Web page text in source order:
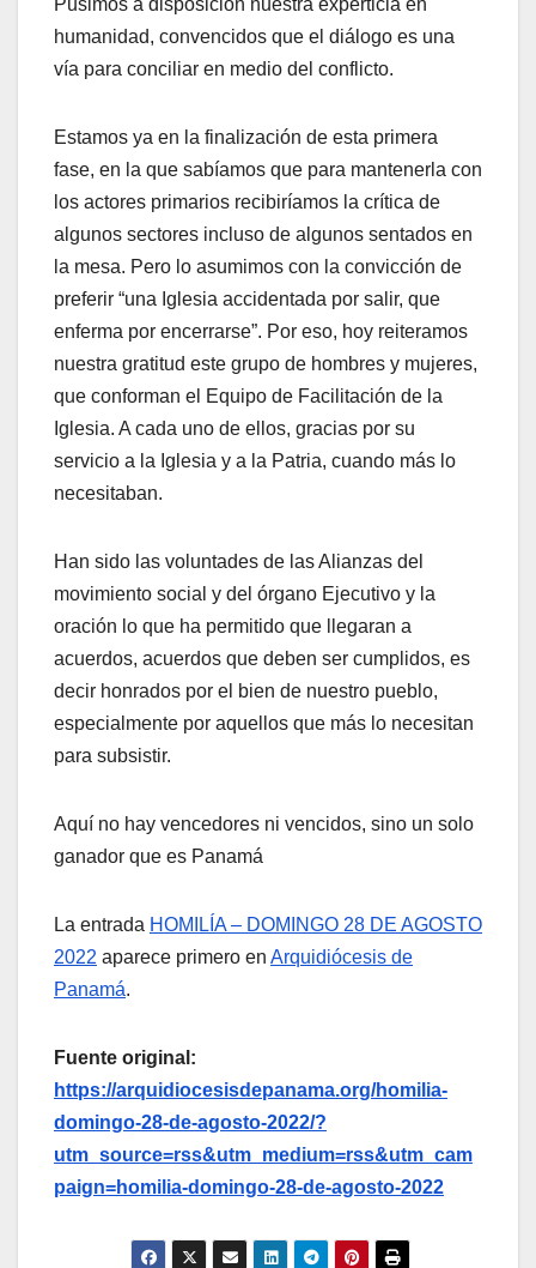
Pusimos a disposición nuestra experticia en
humanidad, convencidos que el diálogo es una
vía para conciliar en medio del conflicto.
Estamos ya en la finalización de esta primera
fase, en la que sabíamos que para mantenerla con
los actores primarios recibiríamos la crítica de
algunos sectores incluso de algunos sentados en
la mesa. Pero lo asumimos con la convicción de
preferir “una Iglesia accidentada por salir, que
enferma por encerrarse”. Por eso, hoy reiteramos
nuestra gratitud este grupo de hombres y mujeres,
que conforman el Equipo de Facilitación de la
Iglesia. A cada uno de ellos, gracias por su
servicio a la Iglesia y a la Patria, cuando más lo
necesitaban.
Han sido las voluntades de las Alianzas del
movimiento social y del órgano Ejecutivo y la
oración lo que ha permitido que llegaran a
acuerdos, acuerdos que deben ser cumplidos, es
decir honrados por el bien de nuestro pueblo,
especialmente por aquellos que más lo necesitan
para subsistir.
Aquí no hay vencedores ni vencidos, sino un solo
ganador que es Panamá
La entrada HOMILÍA – DOMINGO 28 DE AGOSTO
2022 aparece primero en Arquidiócesis de
Panamá.
Fuente original:
https://arquidiocesisdepanama.org/homilia-
domingo-28-de-agosto-2022/?
utm_source=rss&utm_medium=rss&utm_cam
paign=homilia-domingo-28-de-agosto-2022